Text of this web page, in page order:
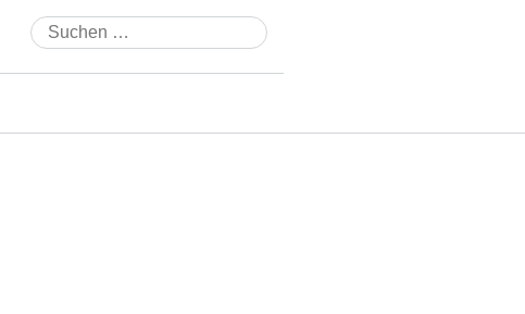
Suchen
nach: